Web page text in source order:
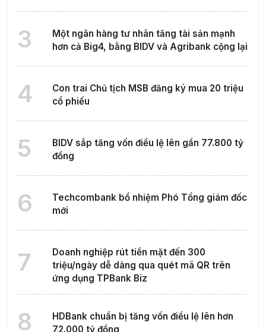
3
Một ngân hàng tư nhân tăng tài sản mạnh
hơn cả Big4, bằng BIDV và Agribank cộng lại
4
Con trai Chủ tịch MSB đăng ký mua 20 triệu
cổ phiếu
5
BIDV sắp tăng vốn điều lệ lên gần 77.800 tỷ
đồng
6
Techcombank bổ nhiệm Phó Tổng giám đốc
mới
7
Doanh nghiệp rút tiền mặt đến 300
triệu/ngày dễ dàng qua quét mã QR trên
ứng dụng TPBank Biz
8
HDBank chuẩn bị tăng vốn điều lệ lên hơn
72.000 tỷ đồng